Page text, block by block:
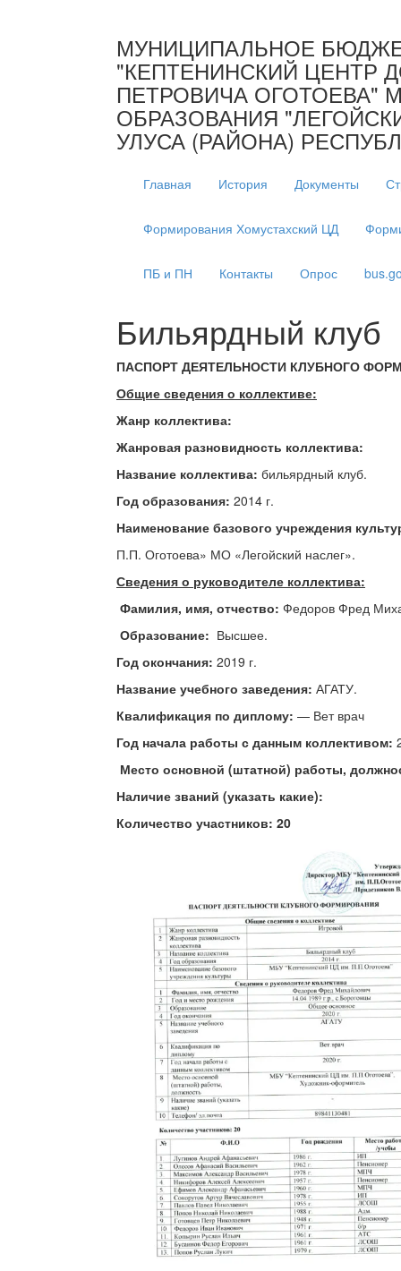
МУНИЦИПАЛЬНОЕ
"КЕПТЕНИНСКИЙ ЦЕНТР
ПЕТРОВИЧА ОГОТОЕВА"
ОБРАЗОВАНИЯ
УЛУСА (РАЙОНА)
Главная История Документы
Формирования Хомустахский ЦД
ПБ и ПН Контакты Опрос
Бильярдный клуб
ПАСПОРТ ДЕЯТЕЛЬНОСТИ КЛУБНОГО
Общие сведения о коллективе:
Жанр коллектива:
Жанровая разновидность коллектива:
Название коллектива: бильярдный клуб.
Год образования: 2014 г.
Наименование базового учреждения
П.П. Оготоева» МО «Легойский наслег».
Сведения о руководителе коллектива:
Фамилия, имя, отчество: Федоров Фред
Образование: Высшее.
Год окончания: 2019 г.
Название учебного заведения: АГАТУ.
Квалификация по диплому: — Вет врач
Год начала работы с данным коллективом:
Место основной (штатной) работы,
Наличие званий (указать какие):
Количество участников: 20